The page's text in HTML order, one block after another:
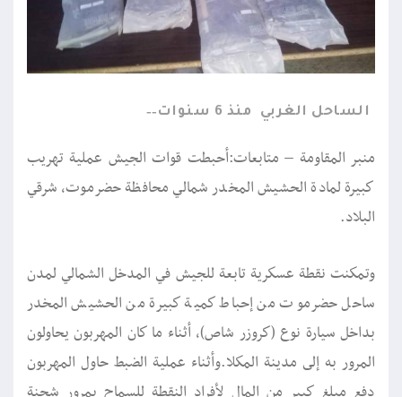
الساحل الغربي منذ 6 سنوات
منبر المقاومة – متابعات:أحبطت قوات الجيش عملية تهريب
كبيرة لمادة الحشيش المخدر شمالي محافظة حضرموت، شرقي
البلاد.
وتمكنت نقطة عسكرية تابعة للجيش في المدخل الشمالي لمدن
ساحل حضرموت من إحباط كمية كبيرة من الحشيش المخدر
بداخل سيارة نوع (كروزر شاص)، أثناء ما كان المهربون يحاولون
المرور به إلى مدينة المكلا.وأثناء عملية الضبط حاول المهربون